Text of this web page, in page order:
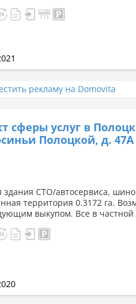
рекламу на Domovita
сферы услуг в
Полоцкой, д. 47А
здания СТО/автосервиса,
территория 0.3172 га.
выкупом. Все в частной